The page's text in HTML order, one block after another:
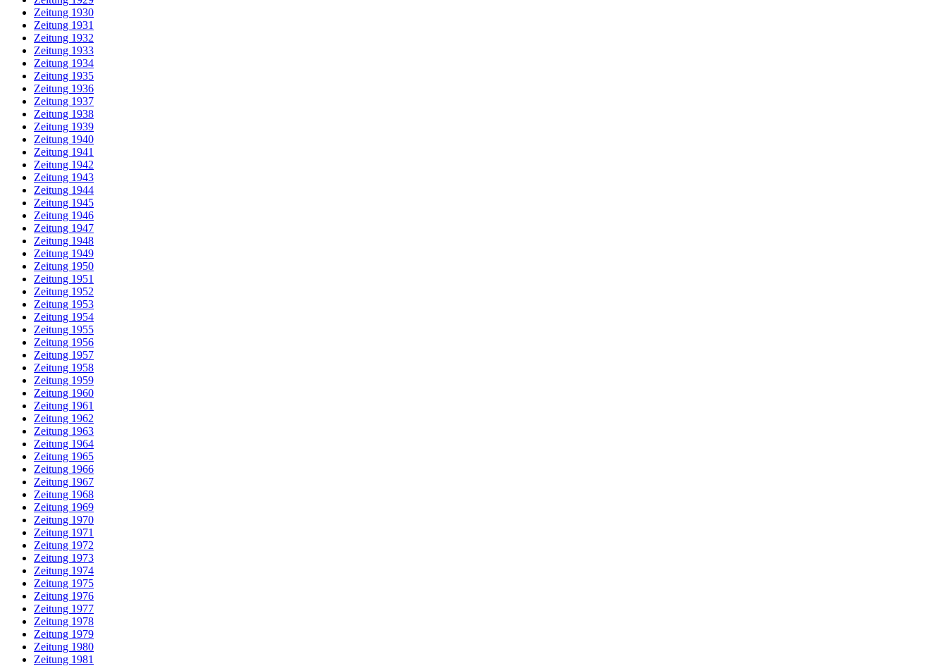
Zeitung 1930
Zeitung 1931
Zeitung 1932
Zeitung 1933
Zeitung 1934
Zeitung 1935
Zeitung 1936
Zeitung 1937
Zeitung 1938
Zeitung 1939
Zeitung 1940
Zeitung 1941
Zeitung 1942
Zeitung 1943
Zeitung 1944
Zeitung 1945
Zeitung 1946
Zeitung 1947
Zeitung 1948
Zeitung 1949
Zeitung 1950
Zeitung 1951
Zeitung 1952
Zeitung 1953
Zeitung 1954
Zeitung 1955
Zeitung 1956
Zeitung 1957
Zeitung 1958
Zeitung 1959
Zeitung 1960
Zeitung 1961
Zeitung 1962
Zeitung 1963
Zeitung 1964
Zeitung 1965
Zeitung 1966
Zeitung 1967
Zeitung 1968
Zeitung 1969
Zeitung 1970
Zeitung 1971
Zeitung 1972
Zeitung 1973
Zeitung 1974
Zeitung 1975
Zeitung 1976
Zeitung 1977
Zeitung 1978
Zeitung 1979
Zeitung 1980
Zeitung 1981